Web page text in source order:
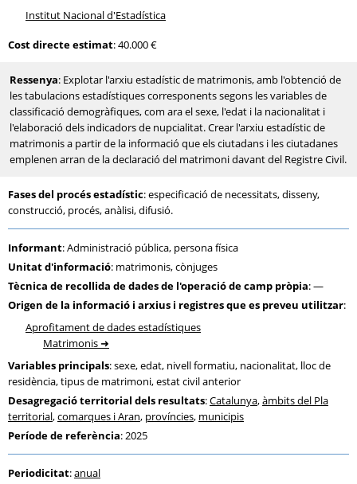
Institut Nacional d'Estadística
Cost directe estimat: 40.000 €
Ressenya: Explotar l'arxiu estadístic de matrimonis, amb l'obtenció de
les tabulacions estadístiques corresponents segons les variables de
classificació demogràfiques, com ara el sexe, l'edat i la nacionalitat i
l'elaboració dels indicadors de nupcialitat. Crear l'arxiu estadístic de
matrimonis a partir de la informació que els ciutadans i les ciutadanes
emplenen arran de la declaració del matrimoni davant del Registre Civil.
Fases del procés estadístic: especificació de necessitats, disseny,
construcció, procés, anàlisi, difusió.
Informant: Administració pública, persona física
Unitat d'informació: matrimonis, cònjuges
Tècnica de recollida de dades de l'operació de camp pròpia: —
Origen de la informació i arxius i registres que es preveu utilitzar:
Aprofitament de dades estadístiques
Matrimonis
Variables principals: sexe, edat, nivell formatiu, nacionalitat, lloc de
residència, tipus de matrimoni, estat civil anterior
Desagregació territorial dels resultats:Catalunya,àmbits del Pla
territorial,comarques i Aran, províncies, municipis
Període de referència: 2025
Periodicitat:anual